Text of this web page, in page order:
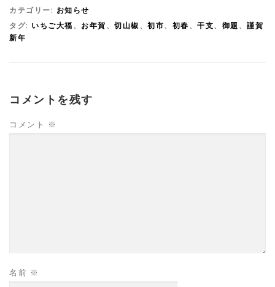
カテゴリー: お知らせ
タグ: いちご大福、 お年賀、 切山椒、 初市、 初春、 干支、 御題、 謹賀
新年
コメントを残す
コメント ※
名前 ※